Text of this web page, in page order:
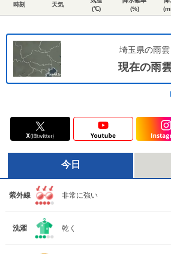
時刻 天気
(℃)
(%)
埼玉県の雨
現在の雨
今日
紫外線 非常に強い
洗濯 乾く